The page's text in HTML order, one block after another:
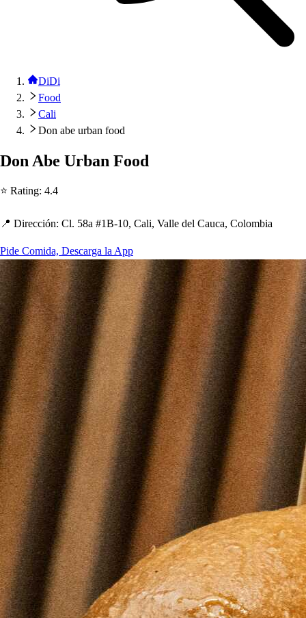
DiDi
Food
Cali
Don abe urban food
Don Abe Urban Food
⭐ Rating: 4.4
📍 Dirección: Cl. 58a #1B-10, Cali, Valle del Cauca, Colombia
Pide Comida, Descarga la App